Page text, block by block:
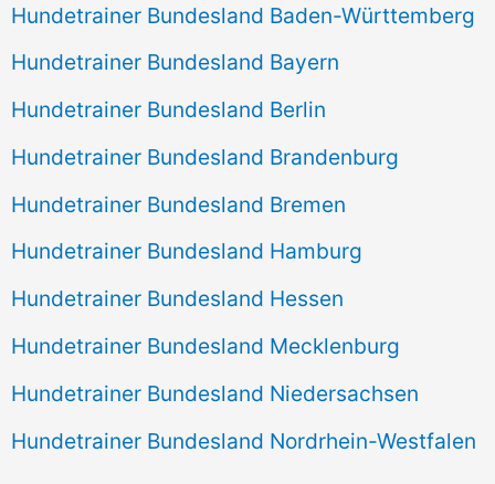
Hundetrainer Bundesland Baden-Württemberg
Hundetrainer Bundesland Bayern
Hundetrainer Bundesland Berlin
Hundetrainer Bundesland Brandenburg
Hundetrainer Bundesland Bremen
Hundetrainer Bundesland Hamburg
Hundetrainer Bundesland Hessen
Hundetrainer Bundesland Mecklenburg
Hundetrainer Bundesland Niedersachsen
Hundetrainer Bundesland Nordrhein-Westfalen